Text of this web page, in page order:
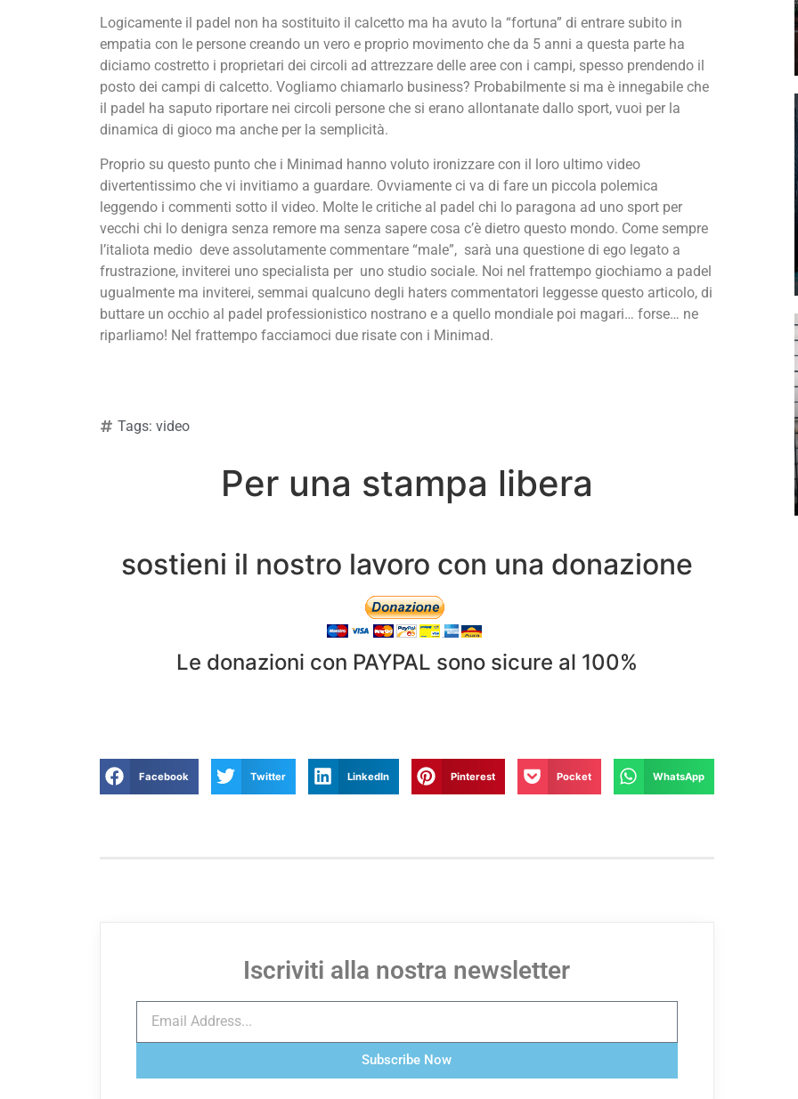
Logicamente il padel non ha sostituito il calcetto ma ha avuto la “fortuna” di entrare subito in
empatia con le persone creando un vero e proprio movimento che da 5 anni a questa parte ha
diciamo costretto i proprietari dei circoli ad attrezzare delle aree con i campi, spesso prendendo il
posto dei campi di calcetto. Vogliamo chiamarlo business? Probabilmente si ma è innegabile che
il padel ha saputo riportare nei circoli persone che si erano allontanate dallo sport, vuoi per la
dinamica di gioco ma anche per la semplicità.
Proprio su questo punto che i Minimad hanno voluto ironizzare con il loro ultimo video
divertentissimo che vi invitiamo a guardare. Ovviamente ci va di fare un piccola polemica
leggendo i commenti sotto il video. Molte le critiche al padel chi lo paragona ad uno sport per
vecchi chi lo denigra senza remore ma senza sapere cosa c’è dietro questo mondo. Come sempre
l’italiota medio deve assolutamente commentare “male”, sarà una questione di ego legato a
frustrazione, inviterei uno specialista per uno studio sociale. Noi nel frattempo giochiamo a padel
ugualmente ma inviterei, semmai qualcuno degli haters commentatori leggesse questo articolo, di
buttare un occhio al padel professionistico nostrano e a quello mondiale poi magari… forse… ne
riparliamo! Nel frattempo facciamoci due risate con i Minimad.
Tags: video
Per una stampa libera
sostieni il nostro lavoro con una donazione
Le donazioni con PAYPAL sono sicure al 100%
Facebook Twitter LinkedIn Pinterest Pocket WhatsApp
Iscriviti alla nostra newsletter
Subscribe Now